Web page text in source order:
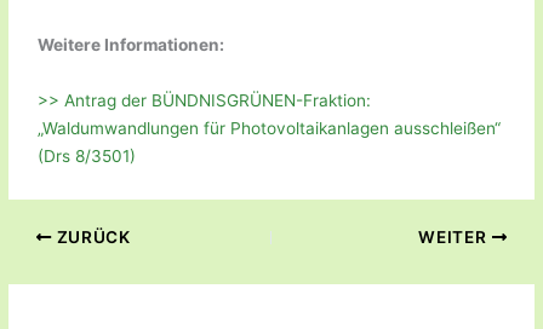
Weitere Informationen:
>> Antrag der BÜNDNISGRÜNEN-Fraktion:
„Waldumwandlungen für Photovoltaikanlagen ausschleißen“
(Drs 8/3501)
ZURÜCK WEITER